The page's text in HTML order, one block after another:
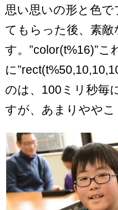
思い思いの形と色
てもらった後、素
す。”color(t%16)”
に
のは、100ミリ秒毎
すが、あまりやや